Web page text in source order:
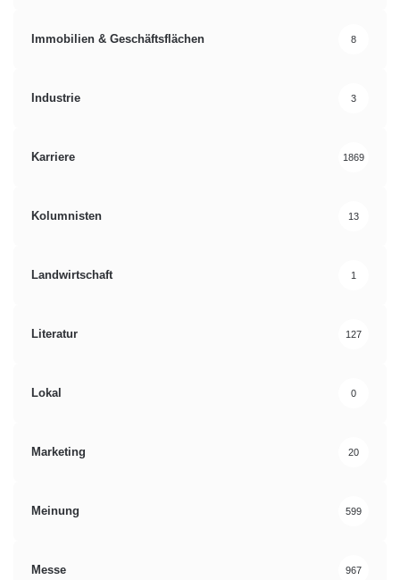
Immobilien & Geschäftsflächen 8
Industrie 3
Karriere 1869
Kolumnisten 13
Landwirtschaft 1
Literatur 127
Lokal 0
Marketing 20
Meinung 599
Messe 967